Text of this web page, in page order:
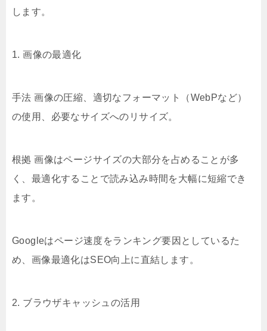
します。
1. 画像の最適化
手法 画像の圧縮、適切なフォーマット（WebPなど）
の使用、必要なサイズへのリサイズ。
根拠 画像はページサイズの大部分を占めることが多
く、最適化することで読み込み時間を大幅に短縮でき
ます。
Googleはページ速度をランキング要因としているた
め、画像最適化はSEO向上に直結します。
2. ブラウザキャッシュの活用